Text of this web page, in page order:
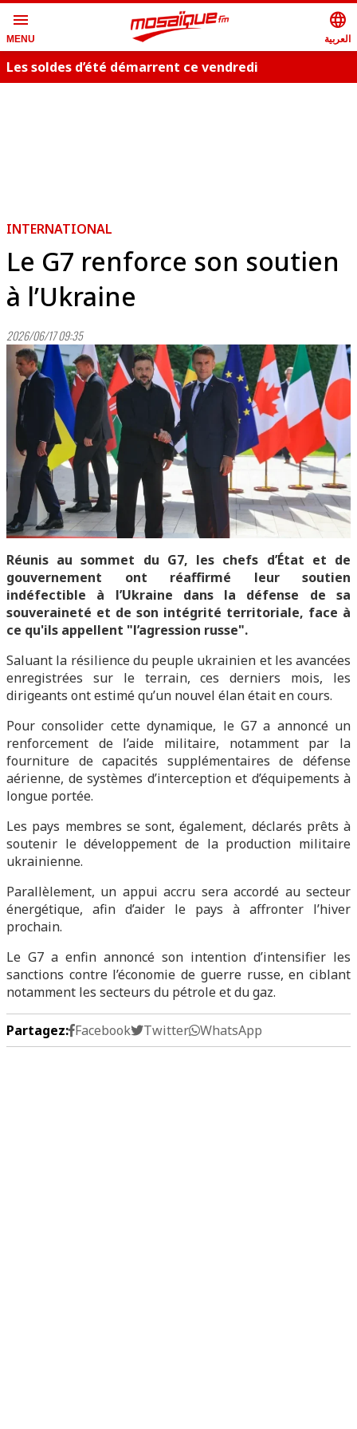
menu
MENU
language
العربية
Les soldes d’été démarrent ce vendredi
INTERNATIONAL
Le G7 renforce son soutien
à l’Ukraine
2026/06/17 09:35
Réunis au sommet du G7, les chefs d’État et de
gouvernement ont réaffirmé leur soutien
indéfectible à l’Ukraine dans la défense de sa
souveraineté et de son intégrité territoriale, face à
ce qu'ils appellent "l’agression russe".
Saluant la résilience du peuple ukrainien et les avancées
enregistrées sur le terrain, ces derniers mois, les
dirigeants ont estimé qu’un nouvel élan était en cours.
Pour consolider cette dynamique, le G7 a annoncé un
renforcement de l’aide militaire, notamment par la
fourniture de capacités supplémentaires de défense
aérienne, de systèmes d’interception et d’équipements à
longue portée.
Les pays membres se sont, également, déclarés prêts à
soutenir le développement de la production militaire
ukrainienne.
Parallèlement, un appui accru sera accordé au secteur
énergétique, afin d’aider le pays à affronter l’hiver
prochain.
Le G7 a enfin annoncé son intention d’intensifier les
sanctions contre l’économie de guerre russe, en ciblant
notamment les secteurs du pétrole et du gaz.
Partagez: Facebook Twitter WhatsApp